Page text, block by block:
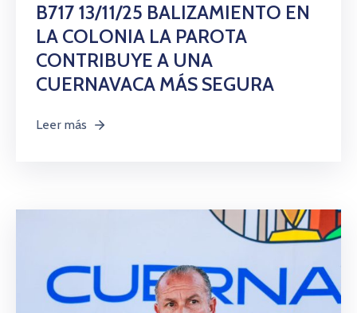
B717 13/11/25 BALIZAMIENTO EN
LA COLONIA LA PAROTA
CONTRIBUYE A UNA
CUERNAVACA MÁS SEGURA
Leer más